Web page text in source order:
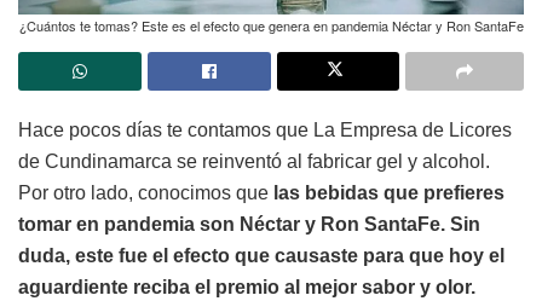
¿Cuántos te tomas? Este es el efecto que genera en pandemia Néctar y Ron SantaFe
Hace pocos días te contamos que La Empresa de Licores
de Cundinamarca se reinventó al fabricar gel y alcohol.
Por otro lado, conocimos que las bebidas que prefieres
tomar en pandemia son Néctar y Ron SantaFe. Sin
duda, este fue el efecto que causaste para que hoy el
aguardiente reciba el premio al mejor sabor y olor.